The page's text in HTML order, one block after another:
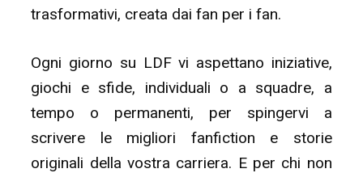
trasformativi, creata dai fan per i fan.
Ogni giorno su LDF vi aspettano iniziative,
giochi e sfide, individuali o a squadre, a
tempo o permanenti, per spingervi a
scrivere le migliori fanfiction e storie
originali della vostra carriera. E per chi non